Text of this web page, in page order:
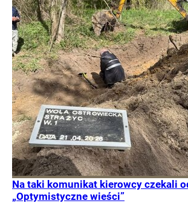
Na taki komunikat kierowcy czekali
„Optymistyczne wieści”